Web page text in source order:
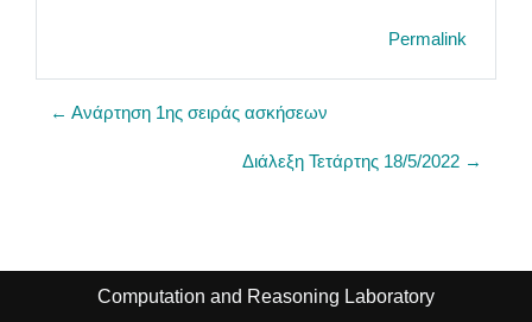
Permalink
← Ανάρτηση 1ης σειράς ασκήσεων
Διάλεξη Τετάρτης 18/5/2022 →
Computation and Reasoning Laboratory